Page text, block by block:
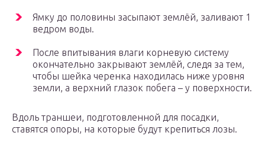
Ямку до половины засыпают землёй, заливают 1
ведром воды.
После впитывания влаги корневую систему
окончательно закрывают землёй, следя за тем,
чтобы шейка черенка находилась ниже уровня
земли, а верхний глазок побега – у поверхности.
Вдоль траншеи, подготовленной для посадки,
ставятся опоры, на которые будут крепиться лозы.